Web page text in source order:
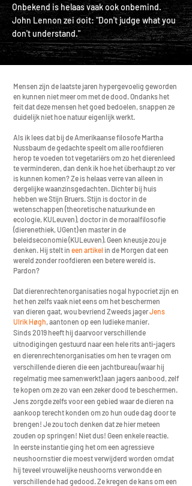
Onbekend is helaas vaak ook onbemind.
John Lennon zei ooit: "Don't judge what you
don't understand."
Mensen zijn de laatste jaren hypergevoelig geworden
en kunnen niet meer om met de dood.Ondanks het
feit dat deze mensen het goed bedoelen, snappen ze
duidelijk niet hoe natuur eigenlijk werkt.
Als ik lees dat bij de Amerikaanse filosofe Martha
Nussbaum de gedachte speelt om alle roofdieren
herop te voeden tot vegetariërs om zo het dierenleed
te verminderen, dan denk ik hoe het überhaupt zo ver
is kunnen komen? Ze is helaas verre van alleen in
dergelijke waanzinsgedachten. Dichter bij huis
hebben we Stijn Bruers. Stijn is doctor in de
wetenschappen (theoretische natuurkunde en
ecologie, KULeuven), doctor in de moraalfilosofie
(dierenethiek, UGent) en master in de
beleidseconomie (KULeuven). Geen kneusje zou je
denken. Hij stelt in een artikel in de Morgen dat een
wereld zonder roofdieren een betere wereld is.
Pardon?
Dat dierenrechtenorganisaties nogal hypocriet zijn en
het hen zelfs vaak niet eens om het beschermen
van dieren gaat, wou bevriend Zweeds jagerJens
Ulrik Høgh, aantonen op een ludieke manier.
Sinds 2019 heeft hij daarvoor verschillende
uitnodigingen gestuurd naar een hele rits anti-jagers
en dierenrechtenorganisaties om hen te vragen om
verschillende dieren die een jachtbureau (waar hij
regelmatig mee samenwerkt) aan jagers aanbood, zelf
te kopen om ze zo van een zeker dood te beschermen.
Jens zorgde zelfs vooreen gebied waar de dieren na
aankoop terecht konden om zo hun oude dag door te
brengen! Je zou toch denken dat ze hier meteen
zouden op springen! Niet dus! Geen enkele reactie.
In eerste instantie ging het om een agressieve
neushoornstier die moest verwijderd worden omdat
hij teveel vrouwelijke neushoorns verwondde en
verschillende had gedood. Ze kregen de kans om een